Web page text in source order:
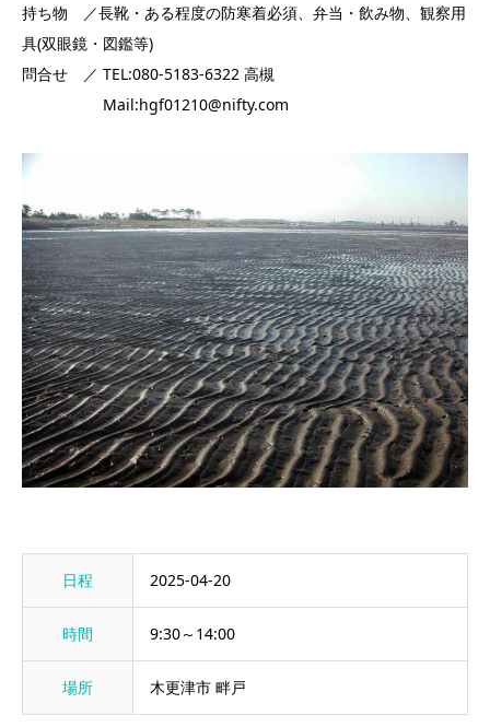
持ち物 ／長靴・ある程度の防寒着必須、弁当・飲み物、観察用
具(双眼鏡・図鑑等)
問合せ ／ TEL:080-5183-6322 高槻
Mail:hgf01210@nifty.com
日程 2025-04-20
時間 9:30～14:00
場所 木更津市 畔戸